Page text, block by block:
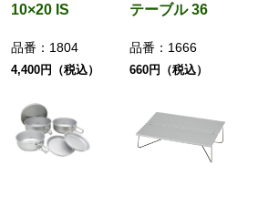
10×20 IS
品番： 1804
4,400円（税込）
テーブル 36
品番： 1666
660円（税込）